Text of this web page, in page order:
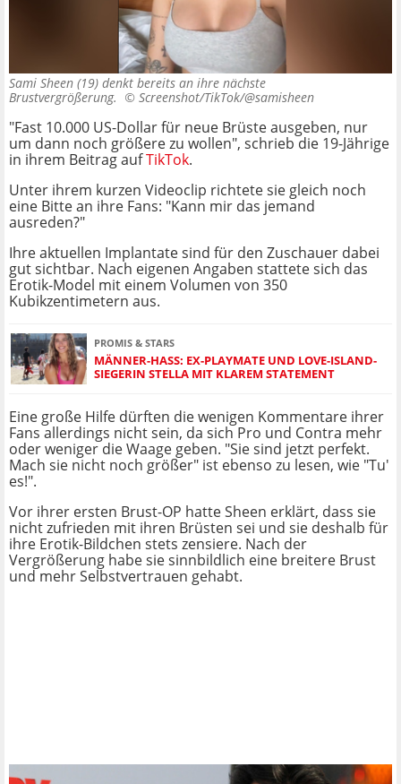
Sami Sheen (19) denkt bereits an ihre nächste
Brustvergrößerung. © Screenshot/TikTok/@samisheen
"Fast 10.000 US-Dollar für neue Brüste ausgeben, nur
um dann noch größere zu wollen", schrieb die 19-Jährige
in ihrem Beitrag aufTikTok.
Unter ihrem kurzen Videoclip richtete sie gleich noch
eine Bitte an ihre Fans: "Kann mir das jemand
ausreden?"
Ihre aktuellen Implantate sind für den Zuschauer dabei
gut sichtbar. Nach eigenen Angaben stattete sich das
Erotik-Model mit einem Volumen von 350
Kubikzentimetern aus.
PROMIS & STARS
MÄNNER-HASS: EX-PLAYMATE UND LOVE-ISLAND-
SIEGERIN STELLA MIT KLAREM STATEMENT
Eine große Hilfe dürften die wenigen Kommentare ihrer
Fans allerdings nicht sein, da sich Pro und Contra mehr
oder weniger die Waage geben. "Sie sind jetzt perfekt.
Mach sie nicht noch größer" ist ebenso zu lesen, wie "Tu'
es!".
Vor ihrer ersten Brust-OP hatte Sheen erklärt, dass sie
nicht zufrieden mit ihren Brüsten sei und sie deshalb für
ihre Erotik-Bildchen stets zensiere. Nach der
Vergrößerung habe sie sinnbildlich eine breitere Brust
und mehr Selbstvertrauen gehabt.